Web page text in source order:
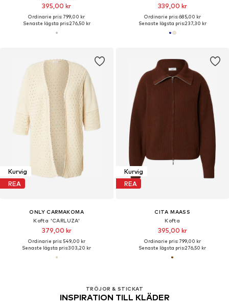
395,00 kr
Ordinarie pris: 799,00 kr
Senaste lägsta pris:276,50 kr
339,00 kr
Ordinarie pris: 685,00 kr
Senaste lägsta pris:237,30 kr
Kurvig
REA
ONLY CARMAKOMA
Kofta 'CARLUZA'
379,00 kr
Ordinarie pris: 549,00 kr
Senaste lägsta pris:303,20 kr
Kurvig
REA
CITA MAASS
Kofta
395,00 kr
Ordinarie pris: 799,00 kr
Senaste lägsta pris:276,50 kr
TRÖJOR & STICKAT
INSPIRATION TILL KLÄDER